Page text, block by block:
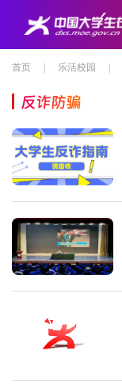
首页 乐活校园
反诈防骗